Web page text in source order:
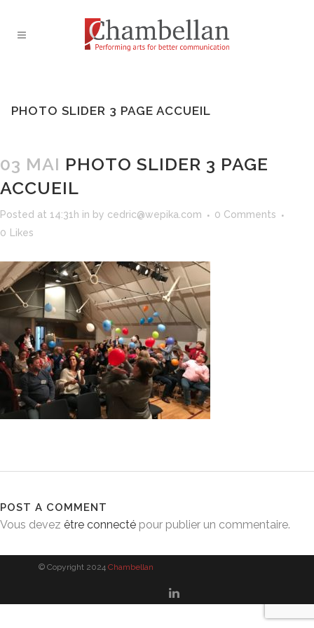
PHOTO SLIDER 3 PAGE ACCUEIL
03 MAI PHOTO SLIDER 3 PAGE
ACCUEIL
Posted at 14:31h in by cedric@wepika.com
0 Comments
0
Likes
POST A COMMENT
Vous devez être connecté pour publier un commentaire.
© Copyright 2024 Chambellan